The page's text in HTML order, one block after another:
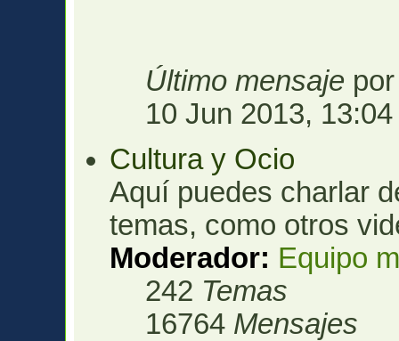
Último mensaje
10 Jun 2013, 13:04
Cultura y Ocio
Aquí puedes charlar
temas, como otros
Moderador: Equipo
242 Temas
16764 Mensajes